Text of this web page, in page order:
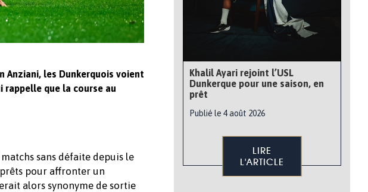
Anziani, les Dunkerquois voient
rappelle que la course au
sans défaite depuis le
pour affronter un
alors synonyme de sortie
Khalil Ayari rejoint l’USL
Dunkerque pour une saison, en
prêt
Publié le 4 août 2026
LIRE
L'ARTICLE